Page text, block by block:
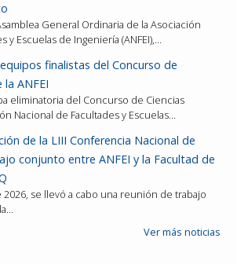
General Ordinaria de la Asociación
y Escuelas de Ingeniería (ANFEI),…
finalistas del Concurso de
la ANFEI
eliminatoria del Concurso de Ciencias
Nacional de Facultades y Escuelas…
de la LIII Conferencia Nacional de
conjunto entre ANFEI y la Facultad de
se llevó a cabo una reunión de trabajo
Ver más noticias